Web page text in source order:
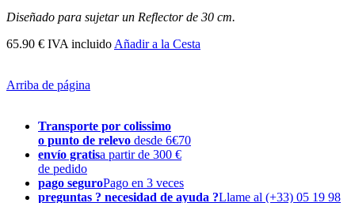
Diseñado para sujetar un Reflector de 30 cm.
65.90 € IVA incluido Añadir a la Cesta
Arriba de página
Transporte por colissimo
o punto de relevo desde 6€70
envío gratisa partir de 300 €
de pedido
pago seguroPago en 3 veces
preguntas ? necesidad de ayuda ?Llame al (+33) 05 19 98